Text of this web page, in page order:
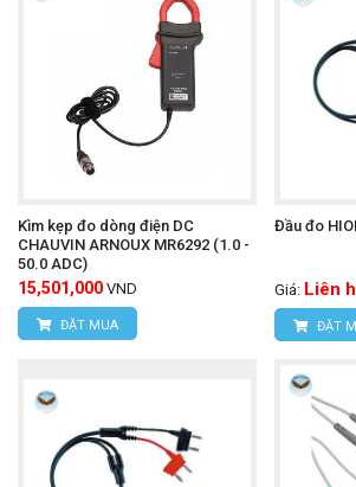
Kìm kẹp đo dòng điện DC
CHAUVIN ARNOUX MR6292 (1.0 -
50.0 ADC)
15,501,000 VND
ĐẶT MUA
Đầu đo
Giá: Liên
ĐẶT